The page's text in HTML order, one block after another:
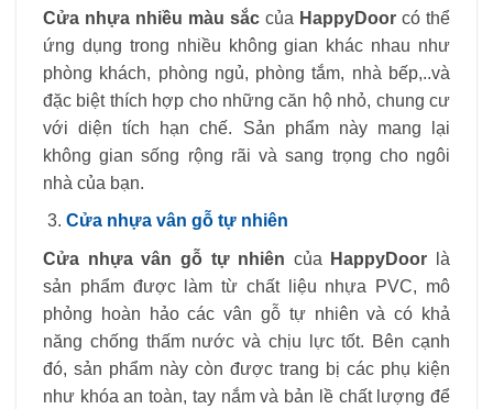
Cửa nhựa nhiều màu sắc của HappyDoor có thể
ứng dụng trong nhiều không gian khác nhau như
phòng khách, phòng ngủ, phòng tắm, nhà bếp,..và
đặc biệt thích hợp cho những căn hộ nhỏ, chung cư
với diện tích hạn chế. Sản phẩm này mang lại
không gian sống rộng rãi và sang trọng cho ngôi
nhà của bạn.
Cửa nhựa vân gỗ tự nhiên
Cửa nhựa vân gỗ tự nhiên của HappyDoor là
sản phẩm được làm từ chất liệu nhựa PVC, mô
phỏng hoàn hảo các vân gỗ tự nhiên và có khả
năng chống thấm nước và chịu lực tốt. Bên cạnh
đó, sản phẩm này còn được trang bị các phụ kiện
như khóa an toàn, tay nắm và bản lề chất lượng để